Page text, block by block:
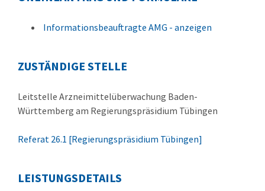
Informationsbeauftragte AMG - anzeigen
ZUSTÄNDIGE STELLE
Leitstelle Arzneimittelüberwachung Baden-
Württemberg am Regierungspräsidium Tübingen
Referat 26.1 [Regierungspräsidium Tübingen]
LEISTUNGSDETAILS